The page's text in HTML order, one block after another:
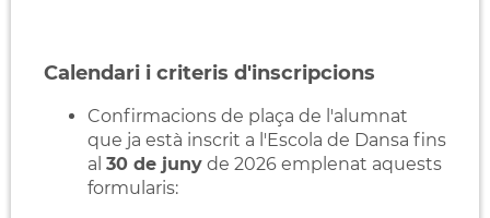
Calendari i criteris d'inscripcions
Confirmacions de plaça de l'alumnat
que ja està inscrit a l'Escola de Dansa fins
al 30 de juny de 2026 emplenat aquests
formularis: